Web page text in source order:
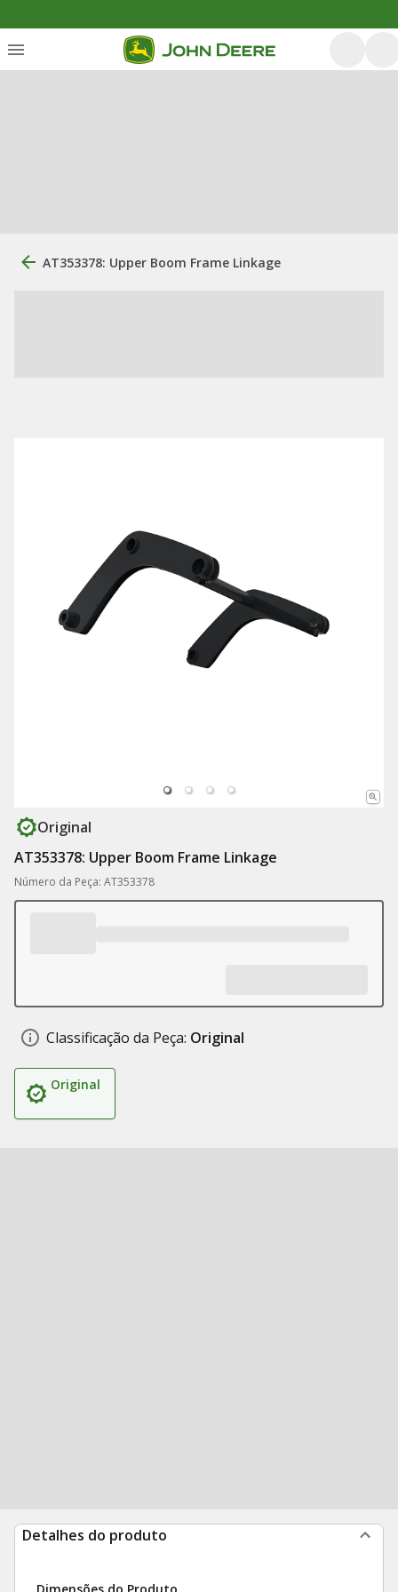
AT353378: Upper Boom Frame Linkage
Original
AT353378: Upper Boom Frame Linkage
Número da Peça: AT353378
Classificação da Peça: Original
Original
Detalhes do produto